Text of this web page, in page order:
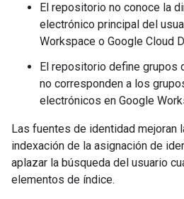
El repositorio no conoce la
electrónico principal del
Workspace o Google Cloud
El repositorio define grupos
no corresponden a los
electrónicos en Google
Las fuentes de identidad mejoran
indexación de la asignación de
aplazar la búsqueda del usuario
elementos de índice.